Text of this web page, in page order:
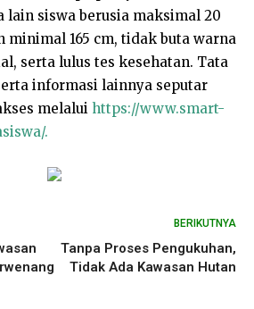
lain siswa berusia maksimal 20
minimal 165 cm, tidak buta warna
serta lulus tes kesehatan. Tata
informasi lainnya seputar
melalui https://www.smart-
.
BERIKUTNYA
Tanpa Proses Pengukuhan,
Tidak Ada Kawasan Hutan